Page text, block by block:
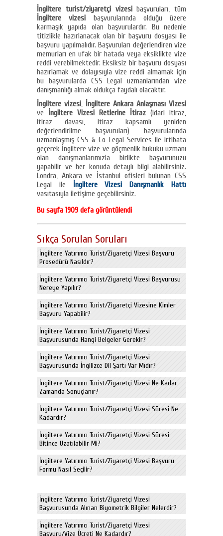
İngiltere turist/ziyaretçi vizesibaşvuruları, tüm
İngiltere vizesi başvurularında olduğu üzere
karmaşık yapıda olan başvurulardır. Bu nedenle
titizlikle hazırlanacak olan bir başvuru dosyası ile
başvuru yapılmalıdır. Başvuruları değerlendiren vize
memurları en ufak bir hatada veya eksiklikte vize
reddi verebilmektedir. Eksiksiz bir başvuru dosyası
hazırlamak ve dolayısıyla vize reddi almamak için
bu başvurularda CSS Legal uzmanlarından vize
danışmanlığı almak oldukça faydalı olacaktır.
İngiltere vizesi, İngiltere Ankara Anlaşması Vizesi
ve
İngiltere Vizesi Retlerine İtiraz (idari itiraz,
itiraz davası, itiraz kapsamlı yeniden
değerlendirilme başvuruları) başvurularında
uzmanlaşmış CSS & Co Legal Services ile irtibata
geçerek İngiltere vize ve göçmenlik hukuku uzmanı
olan danışmanlarımızla birlikte başvurunuzu
yapabilir ve her konuda detaylı bilgi alabilirsiniz.
Londra, Ankara ve İstanbul ofisleri bulunan CSS
Legal ile İngiltere Vizesi Danışmanlık Hattı
vasıtasıyla iletişime geçebilirsiniz.
Bu sayfa 1909 defa görüntülendi
Sıkça Sorulan Soruları
İngiltere Yatırımcı Turist/Ziyaretçi Vizesi Başvuru
Prosedürü Nasıldır?
İngiltere Yatırımcı Turist/Ziyaretçi Vizesi Başvurusu
Nereye Yapılır?
İngiltere Yatırımcı Turist/Ziyaretçi Vizesine Kimler
Başvuru Yapabilir?
İngiltere Yatırımcı Turist/Ziyaretçi Vizesi
Başvurusunda Hangi Belgeler Gerekir?
İngiltere Yatırımcı Turist/Ziyaretçi Vizesi
Başvurusunda İngilizce Dil Şartı Var Mıdır?
İngiltere Yatırımcı Turist/Ziyaretçi Vizesi Ne Kadar
Zamanda Sonuçlanır?
İngiltere Yatırımcı Turist/Ziyaretçi Vizesi Süresi Ne
Kadardır?
İngiltere Yatırımcı Turist/Ziyaretçi Vizesi Süresi
Bitince Uzatılabilir Mi?
İngiltere Yatırımcı Turist/Ziyaretçi Vizesi Başvuru
Formu Nasıl Seçilir?
İngiltere Yatırımcı Turist/Ziyaretçi Vizesi
Başvurusunda Alınan Biyometrik Bilgiler Nelerdir?
İngiltere Yatırımcı Turist/Ziyaretçi Vizesi
Başvuru/Vize Ücreti Ne Kadardır?